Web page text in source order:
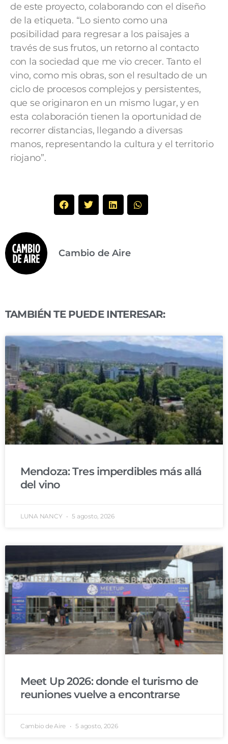
de este proyecto, colaborando con el diseño
de la etiqueta. “Lo siento como una
posibilidad para regresar a los paisajes a
través de sus frutos, un retorno al contacto
con la sociedad que me vio crecer. Tanto el
vino, como mis obras, son el resultado de un
ciclo de procesos complejos y persistentes,
que se originaron en un mismo lugar, y en
esta colaboración tienen la oportunidad de
recorrer distancias, llegando a diversas
manos, representando la cultura y el territorio
riojano”.
Cambio de Aire
TAMBIÉN TE PUEDE INTERESAR:
Mendoza: Tres imperdibles más allá
del vino
LUNA NANCY 5 agosto, 2026
Meet Up 2026: donde el turismo de
reuniones vuelve a encontrarse
Cambio de Aire 5 agosto, 2026